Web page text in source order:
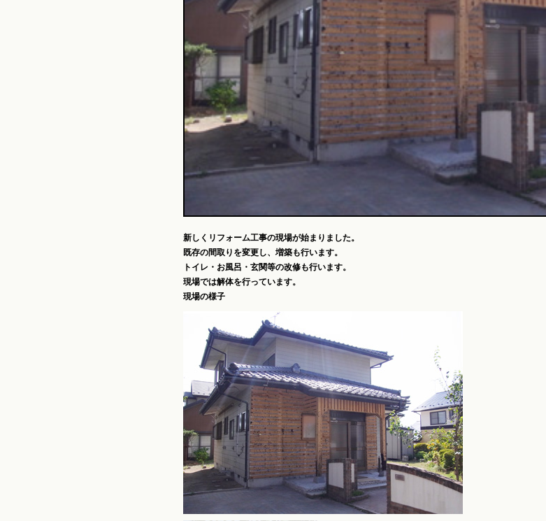
新しくリフォーム工事の現場が始まりました。
既存の間取りを変更し、増築も行います。
トイレ・お風呂・玄関等の改修も行います。
現場では解体を行っています。
現場の様子